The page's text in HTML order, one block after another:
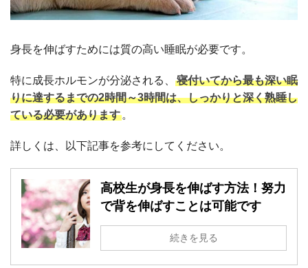
身長を伸ばすためには質の高い睡眠が必要です。
特に成長ホルモンが分泌される、
寝付いてから最も深い眠
りに達するまでの2時間～3時間は、しっかりと深く熟睡し
ている必要があります 。
詳しくは、以下記事を参考にしてください。
高校生が身長を伸ばす方法！努力
で背を伸ばすことは可能です
続きを見る